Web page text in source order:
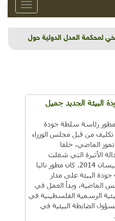
Toggle
تحتية وحلويات قبيحة
و"سيباط"
الجديد جميل
رئاسة سلطة جودة
تكليف من قبل مجلس الوزراء
الماضي، خلفا
الأتيرة التي شغلت
المنصب منذ نيسان 2014. كان مطور نائبا
البيئة على مدار
الماضية، وبدأ العمل في
الرسمية الفلسطينية في
كمسؤول الضابطة البيئية في